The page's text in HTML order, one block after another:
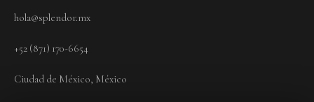
hola@splendor.mx
+52 (871) 170-6654
Ciudad de México, México